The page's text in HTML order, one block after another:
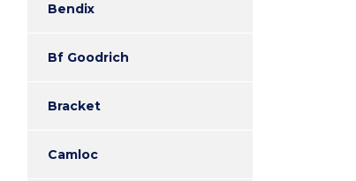
Bendix
Bf Goodrich
Bracket
Camloc